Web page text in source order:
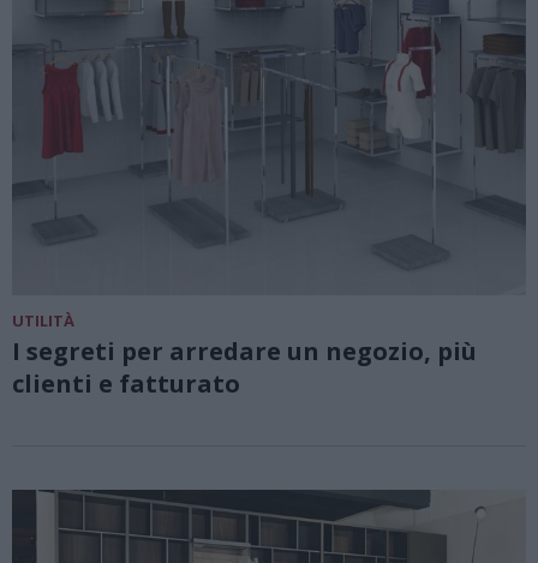
UTILITÀ
I segreti per arredare un negozio, più
clienti e fatturato